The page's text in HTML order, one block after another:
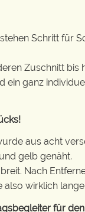
Schritt für
Zuschnitt
ein ganz
aus acht
gelb genäht.
Nach
also wirklich
für